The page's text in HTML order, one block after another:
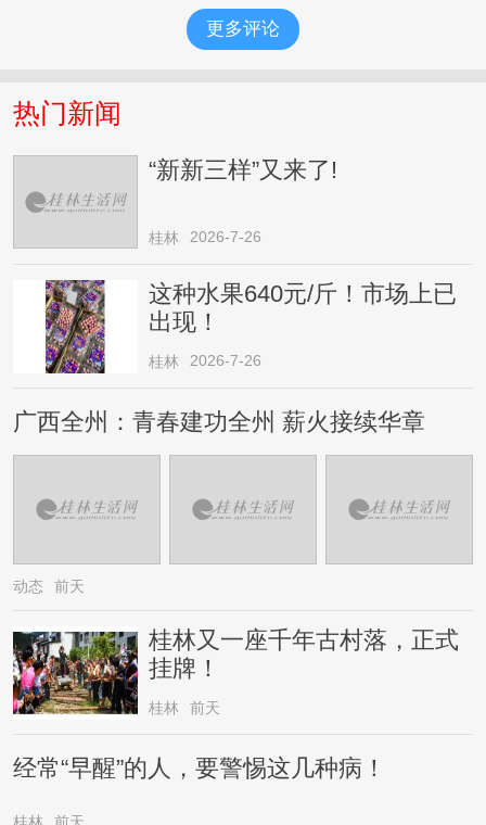
更多评论
热门新闻
“新新三样”又来了!
桂林 2026-7-26
这种水果640元/斤！市场上已
出现！
桂林 2026-7-26
广西全州：青春建功全州 薪火接续华章
动态 前天
桂林又一座千年古村落，正式
挂牌！
桂林 前天
经常“早醒”的人，要警惕这几种病！